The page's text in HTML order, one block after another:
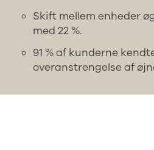
Skift mellem enheder
med 22 %.
91 % af kunderne
overanstrengelse af